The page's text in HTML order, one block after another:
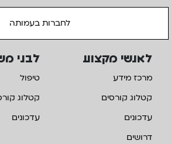
לחברות בעמותה
לאנשי מקצוע
מרכז מידע
קטלוג קורסים
עדכונים
דרושים
לבני
טיפול
קטלוג
עדכונים